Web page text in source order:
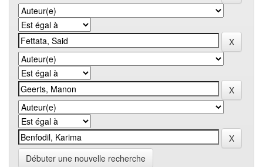
Débuter une nouvelle recherche